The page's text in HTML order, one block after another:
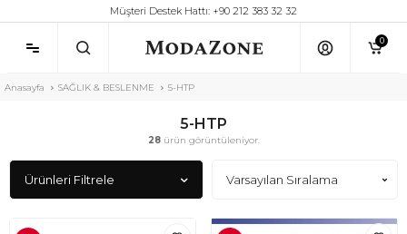
Müşteri Destek Hattı: +90 212 383 32 32
0
Anasayfa SAĞLIK & BESLENME 5-HTP
5-HTP
28ürün görüntüleniyor.
Ürünleri Filtrele